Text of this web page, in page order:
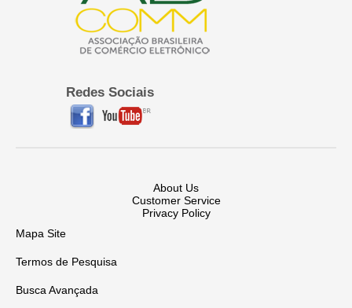
Redes Sociais
About Us
Customer Service
Privacy Policy
Mapa Site
Termos de Pesquisa
Busca Avançada